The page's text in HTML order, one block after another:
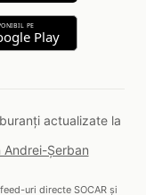
PE
Play
actualizate la
Andrei-Șerban
, feed-uri directe SOCAR și